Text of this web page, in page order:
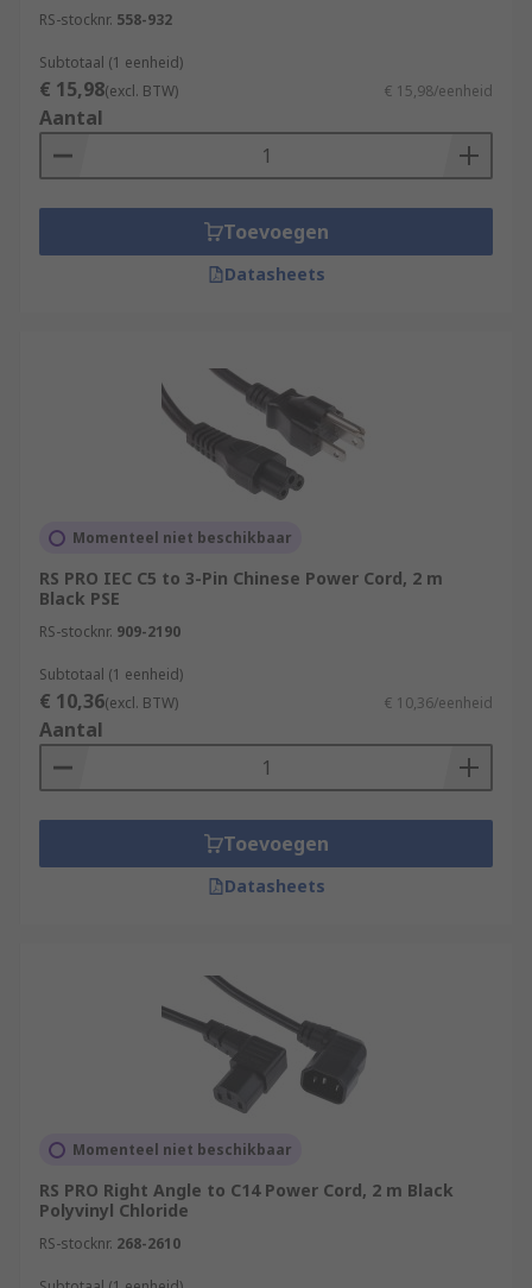
RS-stocknr. 558-932
Subtotaal (1 eenheid)
€ 15,98(excl. BTW) € 15,98/eenheid
Aantal
Toevoegen
Datasheets
Momenteel niet beschikbaar
RS PRO IEC C5 to 3-Pin Chinese Power Cord, 2 m
Black PSE
RS-stocknr. 909-2190
Subtotaal (1 eenheid)
€ 10,36(excl. BTW) € 10,36/eenheid
Aantal
Toevoegen
Datasheets
Momenteel niet beschikbaar
RS PRO Right Angle to C14 Power Cord, 2 m Black
Polyvinyl Chloride
RS-stocknr. 268-2610